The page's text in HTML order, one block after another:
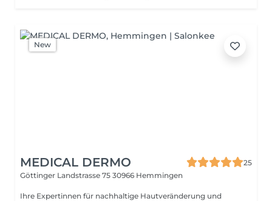
New
MEDICAL DERMO
25
Göttinger Landstrasse 75 30966 Hemmingen
Ihre Expertinnen für nachhaltige Hautveränderung und